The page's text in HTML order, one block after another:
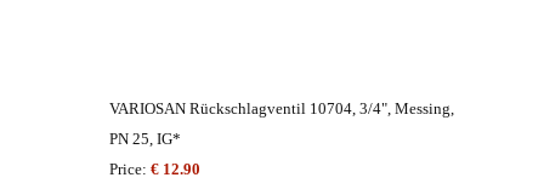
VARIOSAN Rückschlagventil 10704, 3/4", Messing,
PN 25, IG*
Price: € 12.90